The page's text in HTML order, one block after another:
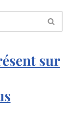
sur